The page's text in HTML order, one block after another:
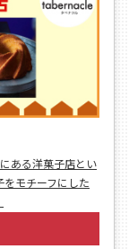
ある洋菓子店とい
モチーフにした